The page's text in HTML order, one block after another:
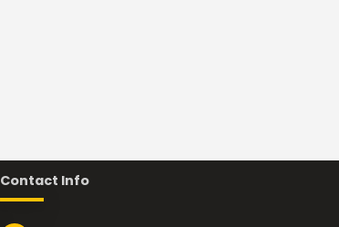
Contact Info